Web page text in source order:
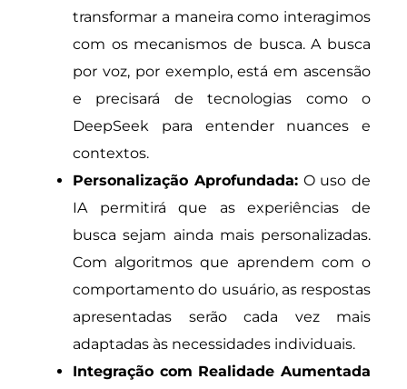
transformar a maneira como interagimos
com os mecanismos de busca. A busca
por voz, por exemplo, está em ascensão
e precisará de tecnologias como o
DeepSeek para entender nuances e
contextos.
Personalização Aprofundada:O uso de
IA permitirá que as experiências de
busca sejam ainda mais personalizadas.
Com algoritmos que aprendem com o
comportamento do usuário, as respostas
apresentadas serão cada vez mais
adaptadas às necessidades individuais.
Integração com Realidade Aumentada